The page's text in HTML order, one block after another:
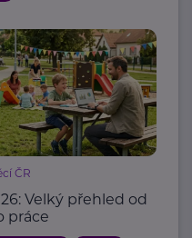
ČR
Velký přehled od
práce